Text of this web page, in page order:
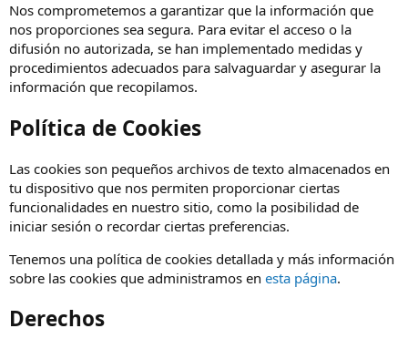
Nos comprometemos a garantizar que la información que
nos proporciones sea segura. Para evitar el acceso o la
difusión no autorizada, se han implementado medidas y
procedimientos adecuados para salvaguardar y asegurar la
información que recopilamos.
Política de Cookies
Las cookies son pequeños archivos de texto almacenados en
tu dispositivo que nos permiten proporcionar ciertas
funcionalidades en nuestro sitio, como la posibilidad de
iniciar sesión o recordar ciertas preferencias.
Tenemos una política de cookies detallada y más información
sobre las cookies que administramos en esta página.
Derechos